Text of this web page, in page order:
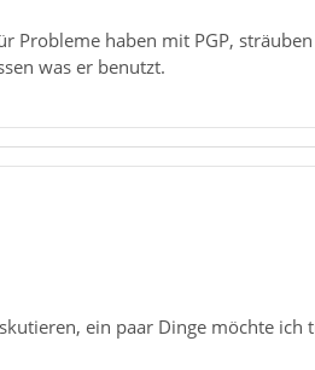
Probleme haben mit PGP,
was er benutzt.
ein paar Dinge möchte ich